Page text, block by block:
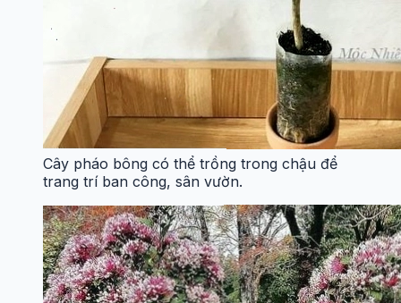
Cây pháo bông có thể trồng trong chậu để
trang trí ban công, sân vườn.